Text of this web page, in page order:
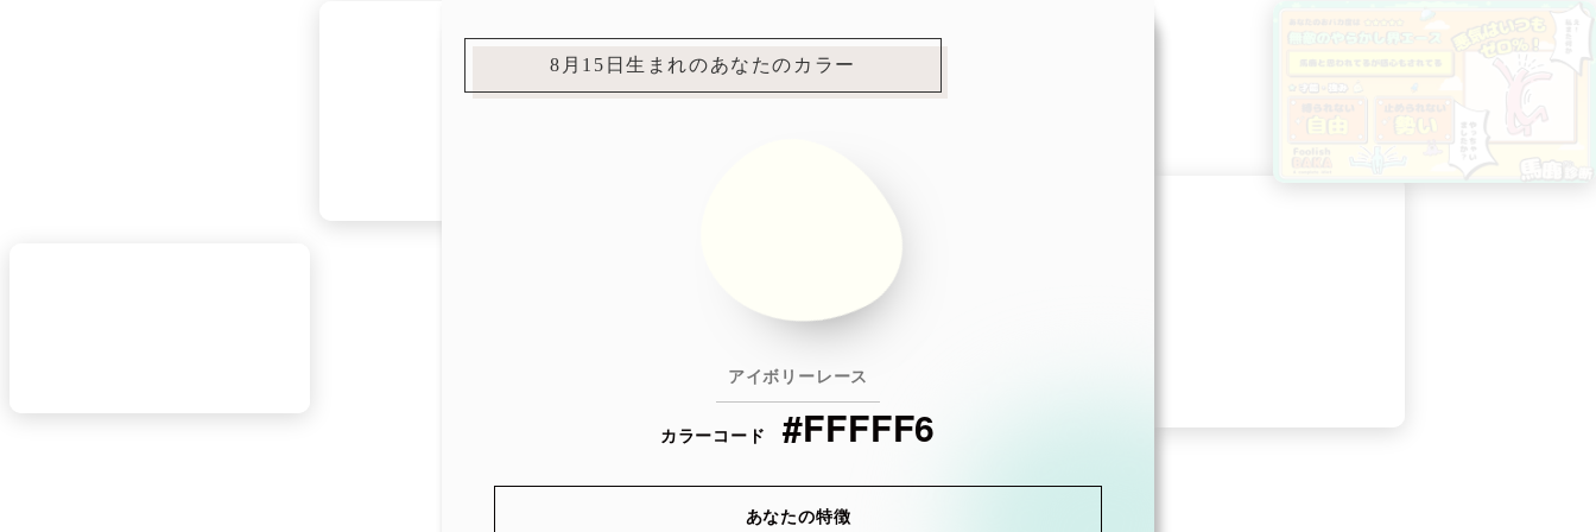
8月15日生まれのあなたのカラー
アイボリーレース
カラーコード #FFFFF6
あなたの特徴